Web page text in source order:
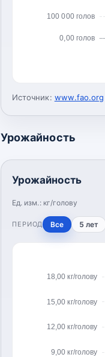
0,00 голов
100 000 голов
Источник: www.fao.org
Урожайность
Урожайность
Ед. изм.: кг/голову
ПЕРИОД Все 5 лет
9,00 кг/голову
12,00 кг/голову
15,00 кг/голову
18,00 кг/голову